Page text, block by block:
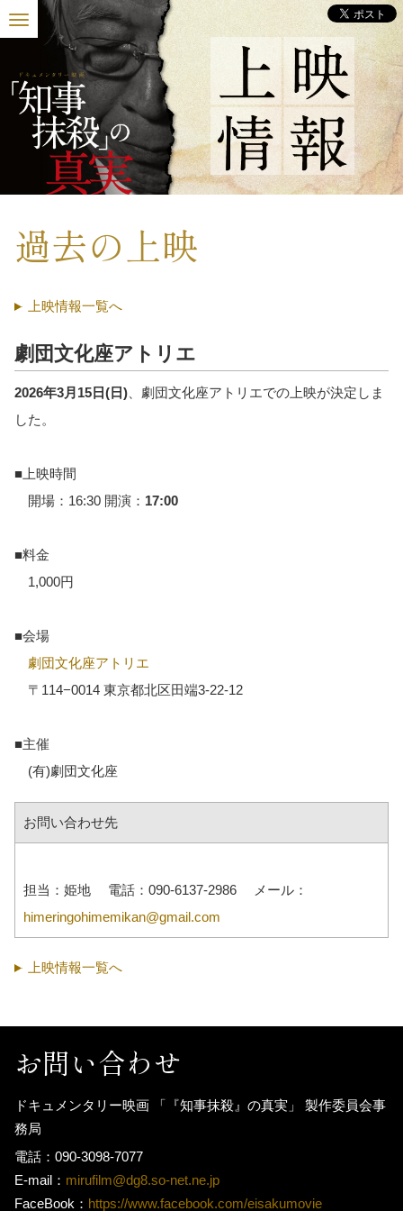
過去の上映
上映情報一覧へ
劇団文化座アトリエ
2026年3月15日(日)、劇団文化座アトリエでの上映が決定しま
した。
■上映時間
開場：16:30 開演： 17:00
■料金
1,000円
■会場
劇団文化座アトリエ
〒114−0014 東京都北区田端3-22-12
■主催
(有)劇団文化座
お問い合わせ先
担当：姫地 電話：090-6137-2986 メール：
himeringohimemikan@gmail.com
上映情報一覧へ
お問い合わせ
ドキュメンタリー映画 「『知事抹殺』の真実」 製作委員会事
務局
電話：090-3098-7077
E-mail： mirufilm@dg8.so-net.ne.jp
FaceBook： https://www.facebook.com/eisakumovie